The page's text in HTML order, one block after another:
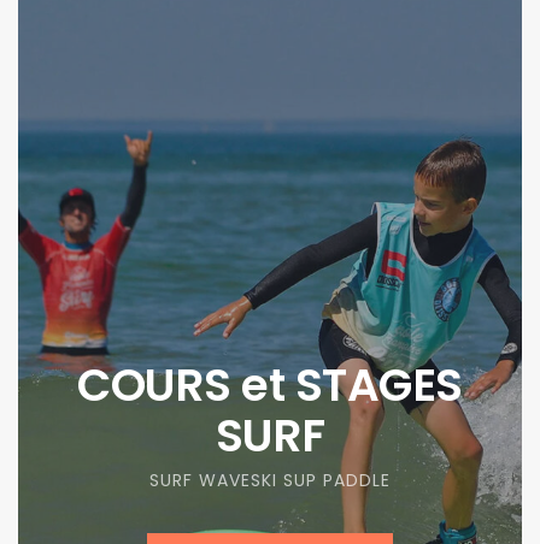
COURS et STAGES
SURF
SURF WAVESKI SUP PADDLE